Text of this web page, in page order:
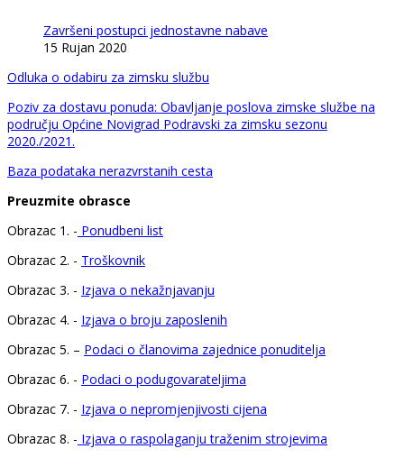
Završeni postupci jednostavne nabave
15 Rujan 2020
Odluka o odabiru za zimsku službu
Poziv za dostavu ponuda: Obavljanje poslova zimske službe na
području Općine Novigrad Podravski za zimsku sezonu
2020./2021.
Baza podataka nerazvrstanih cesta
Preuzmite obrasce
Obrazac 1. - Ponudbeni list
Obrazac 2. - Troškovnik
Obrazac 3. - Izjava o nekažnjavanju
Obrazac 4. - Izjava o broju zaposlenih
Obrazac 5. – Podaci o članovima zajednice ponuditelja
Obrazac 6. - Podaci o podugovarateljima
Obrazac 7. - Izjava o nepromjenjivosti cijena
Obrazac 8. - Izjava o raspolaganju traženim strojevima